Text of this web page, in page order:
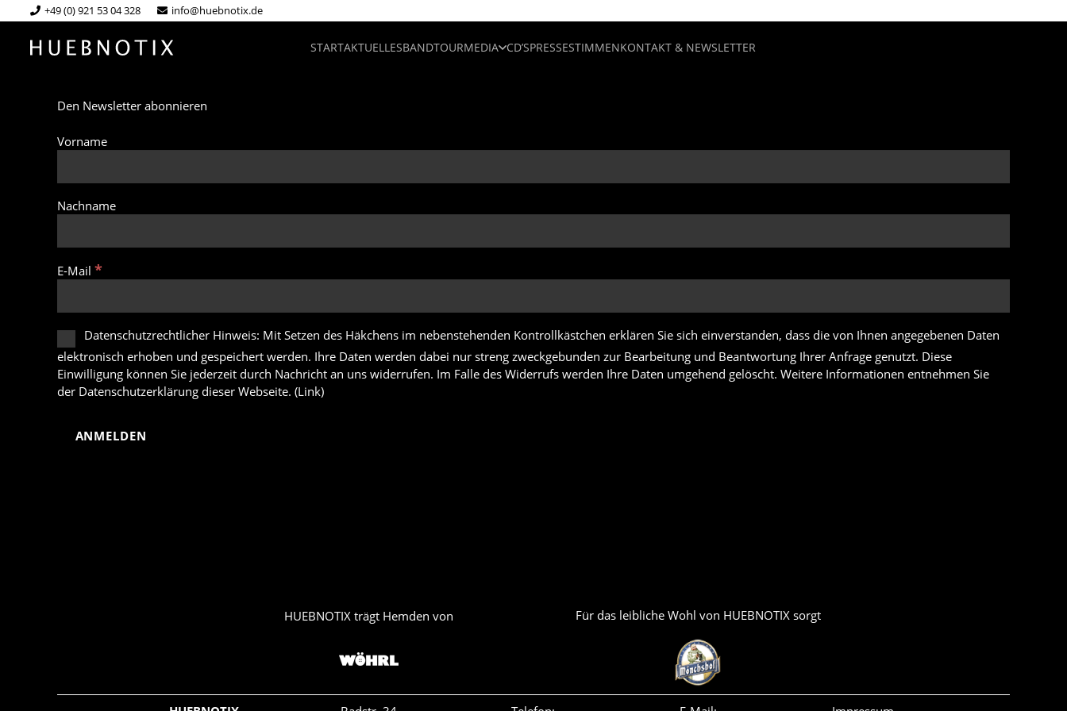
+49 (0) 921 53 04 328 info@huebnotix.de
STARTAKTUELLESBANDTOURMEDIA CD’SPRESSESTIMMENKONTAKT & NEWSLETTER
Den Newsletter abonnieren
Vorname
Nachname
E-Mail *
Datenschutzrechtlicher Hinweis: Mit Setzen des Häkchens im nebenstehenden Kontrollkästchen erklären Sie sich einverstanden, dass die von Ihnen angegebenen Daten
elektronisch erhoben und gespeichert werden. Ihre Daten werden dabei nur streng zweckgebunden zur Bearbeitung und Beantwortung Ihrer Anfrage genutzt. Diese
Einwilligung können Sie jederzeit durch Nachricht an uns widerrufen. Im Falle des Widerrufs werden Ihre Daten umgehend gelöscht. Weitere Informationen entnehmen Sie
der Datenschutzerklärung dieser Webseite. (Link)
HUEBNOTIX trägt Hemden von Für das leibliche Wohl von HUEBNOTIX sorgt